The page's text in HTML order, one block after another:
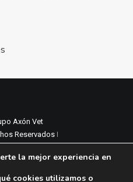
Axón Vet
Reservados ǀ
cookies
la mejor experiencia en
cookies utilizamos o